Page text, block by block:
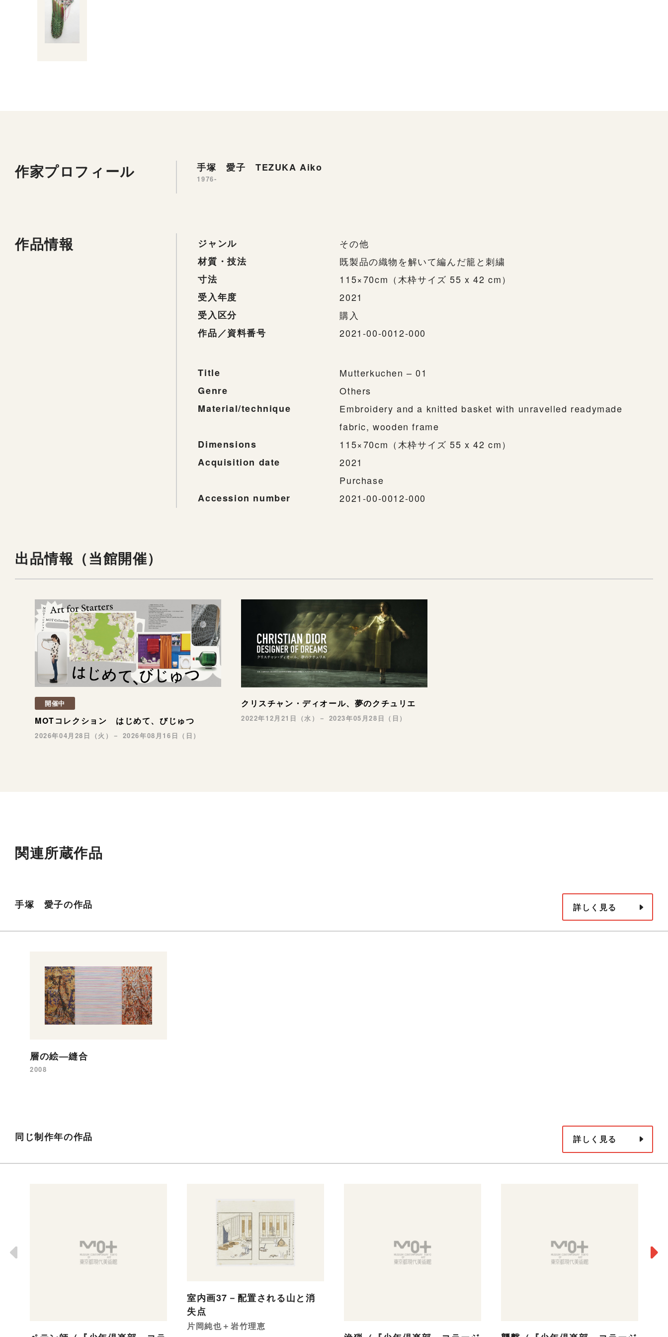
作家プロフィール 手塚 愛子 TEZUKA Aiko
1976-
作品情報 ジャンル
その他
材質・技法
既製品の織物を解いて編んだ籠と刺繍
寸法
115×70cm（木枠サイズ 55 x 42 cm）
受入年度
2021
受入区分
購入
作品／資料番号
2021-00-0012-000
Title
Mutterkuchen – 01
Genre
Others
Material/technique
Embroidery and a knitted basket with unravelled readymade
fabric, wooden frame
Dimensions
115×70cm（木枠サイズ 55 x 42 cm）
Acquisition date
2021
Purchase
Accession number
2021-00-0012-000
出品情報（当館開催）
開催中
MOTコレクション はじめて、びじゅつ
2026年04月28日（火）－ 2026年08月16日（日）
クリスチャン・ディオール、夢のクチュリエ
2022年12月21日（水）－ 2023年05月28日（日）
関連所蔵作品
手塚 愛子の作品 詳しく見る
層の絵—縫合
2008
同じ制作年の作品 詳しく見る
室内画37－配置される山と消
失点
片岡純也＋岩竹理恵